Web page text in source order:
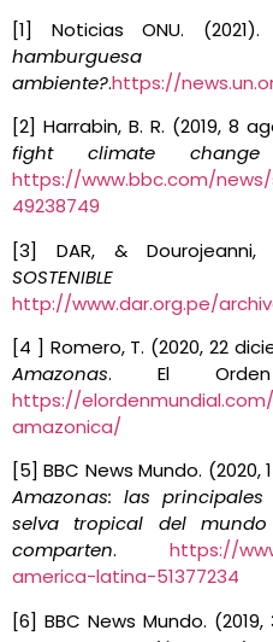
[1] Noticias ONU. (2021).
ambiente?.https://
[2] Harrabin, B. R. (2019, 8
fight climate
https://www.bbc.com/
49238749
[3] DAR, & Dourojeanni,
http://www.dar.org.pe/
[4 ] Romero, T. (2020, 22
Amazonas. El
https://
amazonica/
[5] BBC News Mundo. (2020,
Amazonas: las
selva tropical del
comparten. https://
america-latina-51377234
[6] BBC News Mundo.